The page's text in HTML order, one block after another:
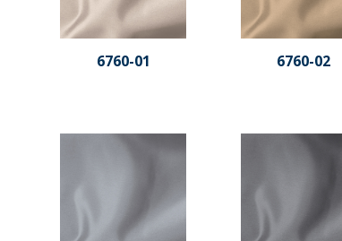
6760-01 6760-02